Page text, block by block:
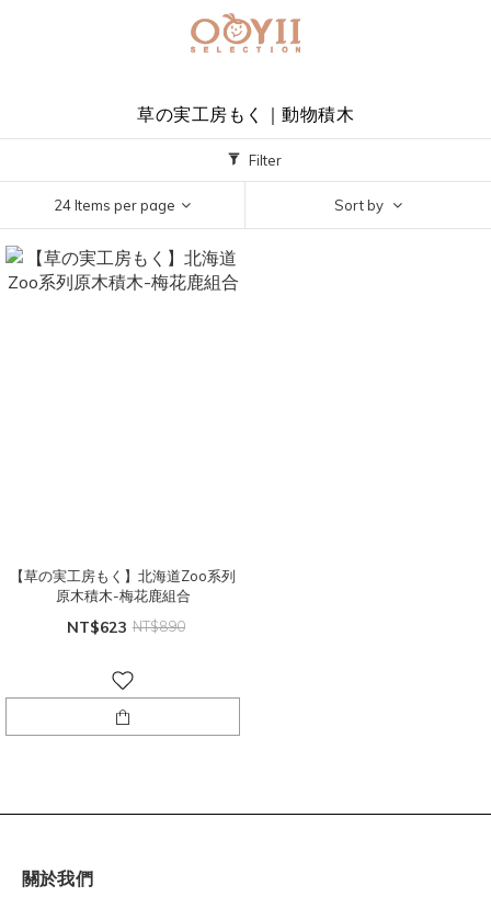
草の実工房もく｜動物積木
Filter
24 Items per page Sort by
【草の実工房もく】北海道Zoo系列
原木積木-梅花鹿組合
NT$623 NT$890
關於我們